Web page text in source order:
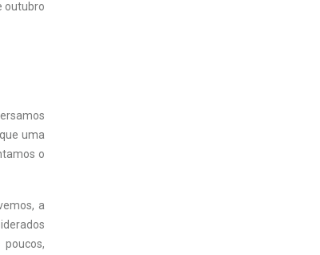
outubro
uma
o
a